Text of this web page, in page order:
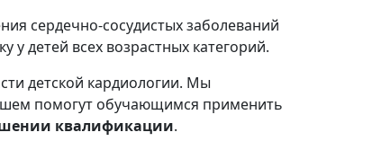
сердечно-сосудистых заболеваний
у детей всех возрастных категорий.
детской кардиологии. Мы
помогут обучающимся применить
квалификации.